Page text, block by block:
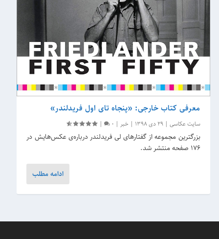
معرفی کتاب خارجی: «پنجاه تای اول فریدلندر»
سایت عکاسی |29 دی 1398 | خبر |
0
|
بزرگترین مجموعه از گفتارهای لی فریدلندر درباره‌ی عکس‌هایش در
176 صفحه منتشر شد.
ادامه مطلب